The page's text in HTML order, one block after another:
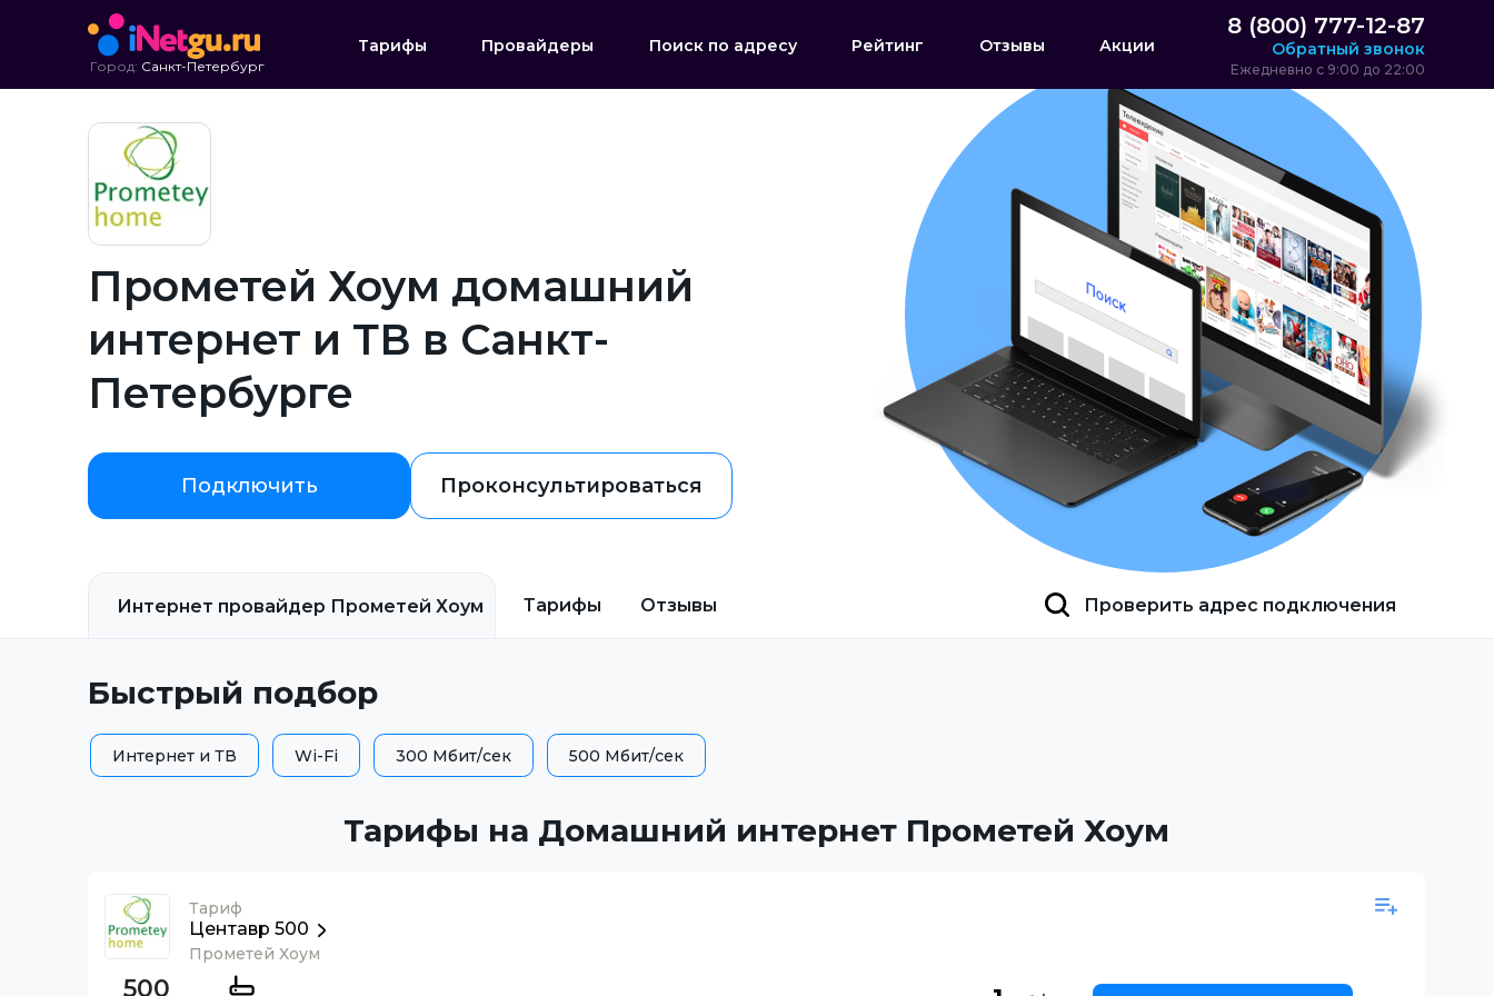
Город: Санкт-Петербург
Тарифы Провайдеры Поиск по адресу Рейтинг Отзывы Акции
8 (800) 777-12-87
Обратный звонок
Ежедневно с 9:00 до 22:00
Прометей Хоум домашний
интернет и ТВ в Санкт-
Петербурге
Подключить Проконсультироваться
Интернет провайдер Прометей Хоум Тарифы Отзывы Проверить адрес подключения
Быстрый подбор
Интернет и ТВ Wi-Fi 300 Мбит/сек 500 Мбит/сек
Тарифы на Домашний интернет Прометей Хоум
Тариф
Центавр 500
Прометей Хоум
500